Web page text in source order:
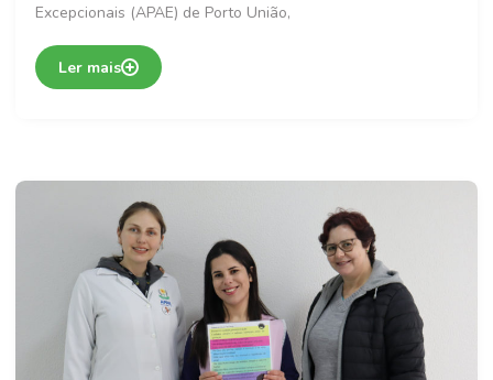
Excepcionais (APAE) de Porto União,
Ler mais